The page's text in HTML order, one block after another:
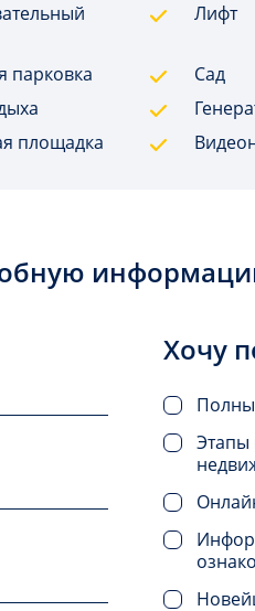
Лифт
парковка
Сад
площадка
Хочу
Этапы